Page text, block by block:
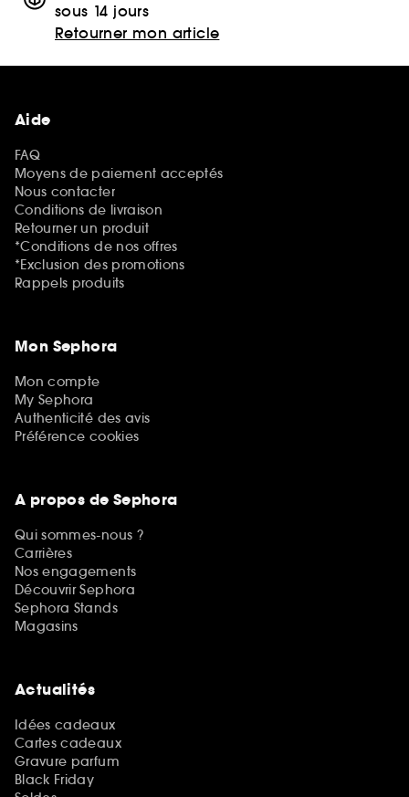
sous 14 jours
Retourner mon article
Aide
FAQ
Moyens de paiement acceptés
Nous contacter
Conditions de livraison
Retourner un produit
*Conditions de nos offres
*Exclusion des promotions
Rappels produits
Mon Sephora
Mon compte
My Sephora
Authenticité des avis
Préférence cookies
A propos de Sephora
Qui sommes-nous ?
Carrières
Nos engagements
Découvrir Sephora
Sephora Stands
Magasins
Actualités
Idées cadeaux
Cartes cadeaux
Gravure parfum
Black Friday